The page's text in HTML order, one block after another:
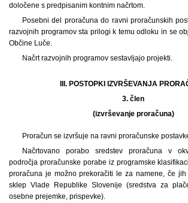
določene s predpisanim kontnim načrtom.
Posebni del proračuna do ravni proračunskih
razvojnih programov sta prilogi k temu odloku in se
Občine Luče.
Načrt razvojnih programov sestavljajo projekti.
III. POSTOPKI IZVRŠEVANJA
3. člen
(izvrševanje proračuna)
Proračun se izvršuje na ravni proračunske
Načrtovano porabo sredstev proračuna v
področja proračunske porabe iz programske
proračuna je možno prekoračiti le za namene, če
sklep Vlade Republike Slovenije (sredstva za
osebne prejemke, prispevke).